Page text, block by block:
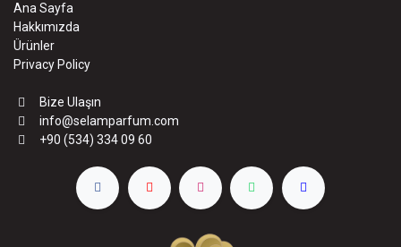
Ana Sayfa
Hakkımızda
Ürünler
Privacy Policy
Bize Ulaşın
info@selamparfum.com
+90 (534) 334 09 60